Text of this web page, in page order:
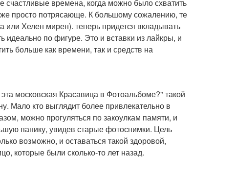
времена, когда можно было схватить
просто потрясающе. К большому сожалению, те
Хелен мирен). теперь придется вкладывать
идеально по фигуре. Это и вставки из лайкры, и
больше как времени, так и средств на
московская Красавица в Фотоальбоме?" такой
Мало кто выглядит более привлекательно в
можно прогуляться по закоулкам памяти, и
панику, увидев старые фотоснимки. Цель
возможно, и оставаться такой здоровой,
которые были сколько-то лет назад.